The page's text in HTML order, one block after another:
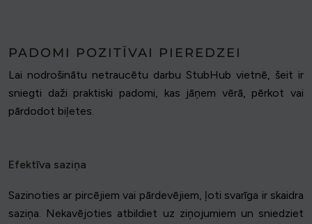
PADOMI POZITĪVAI PIEREDZEI
Lai nodrošinātu netraucētu darbu StubHub vietnē, šeit ir
sniegti daži praktiski padomi, kas jāņem vērā, pērkot vai
pārdodot biļetes.
Efektīva saziņa
Sazinoties ar pircējiem vai pārdevējiem, ļoti svarīga ir skaidra
saziņa. Nekavējoties atbildiet uz ziņojumiem un sniedziet